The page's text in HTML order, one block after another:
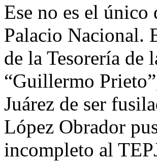
Ese no es el
Palacio Nacional.
de la Tesorería de
“Guillermo
Juárez de ser
López Obrador
incompleto al